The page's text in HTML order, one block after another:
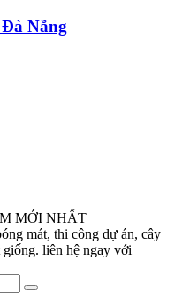
Nẵng
MỚI NHẤT
mát, thi công dự án, cây
liên hệ ngay với